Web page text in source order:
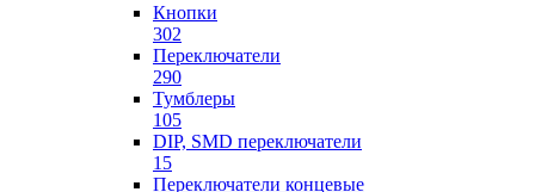
Кнопки
302
Переключатели
290
Тумблеры
105
DIP, SMD переключатели
15
Переключатели концевые